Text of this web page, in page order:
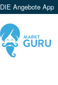
DIE Angebote App